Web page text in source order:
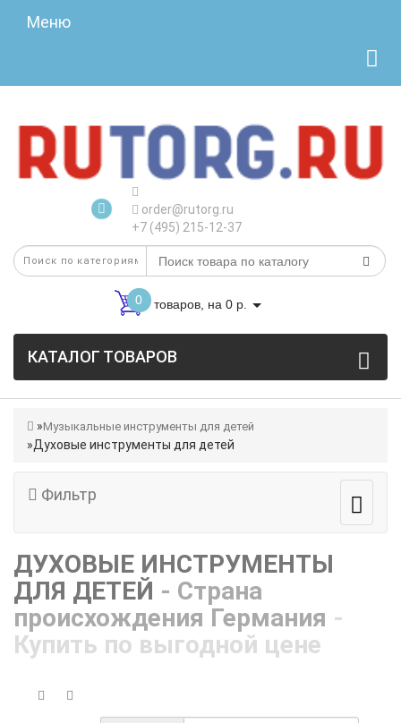
Меню
order@rutorg.ru
+7 (495) 215-12-37
0 товаров, на 0 р.
КАТАЛОГ ТОВАРОВ
Музыкальные инструменты для детей
Духовые инструменты для детей
Фильтр
ДУХОВЫЕ ИНСТРУМЕНТЫ
ДЛЯ ДЕТЕЙ - Страна
происхождения Германия -
Купить по выгодной цене